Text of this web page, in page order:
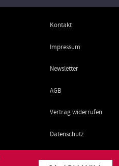
Kontakt
Impressum
Newsletter
AGB
Vertrag widerrufen
Datenschutz